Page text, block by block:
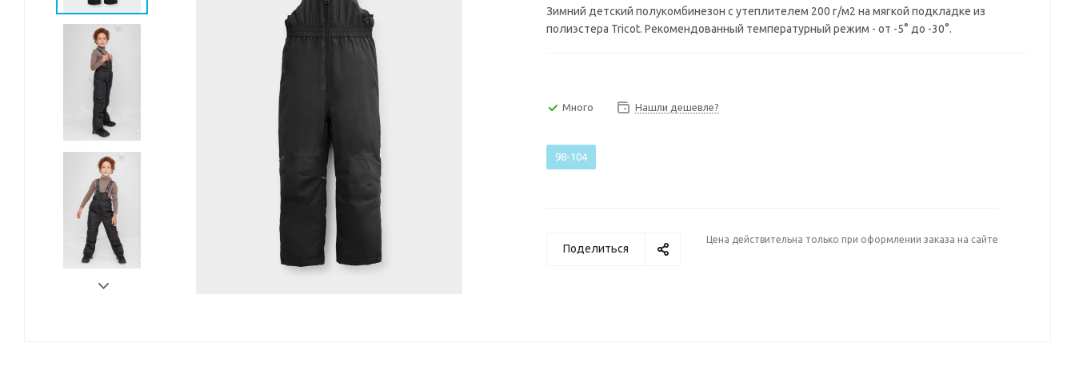
Зимний детский полукомбинезон с утеплителем 200 г/м2 на мягкой подкладке из
полиэстера Tricot. Рекомендованный температурный режим - от -5° до -30°.
Много Нашли дешевле?
98-104
Поделиться
Цена действительна только при оформлении заказа на сайте